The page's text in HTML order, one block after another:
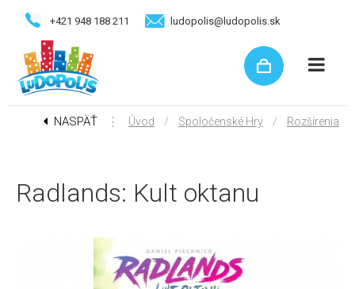
+421 948 188 211 ludopolis@ludopolis.sk
NASPÄŤ ⋮ Úvod / Spoločenské Hry / Rozšírenia
Radlands: Kult oktanu